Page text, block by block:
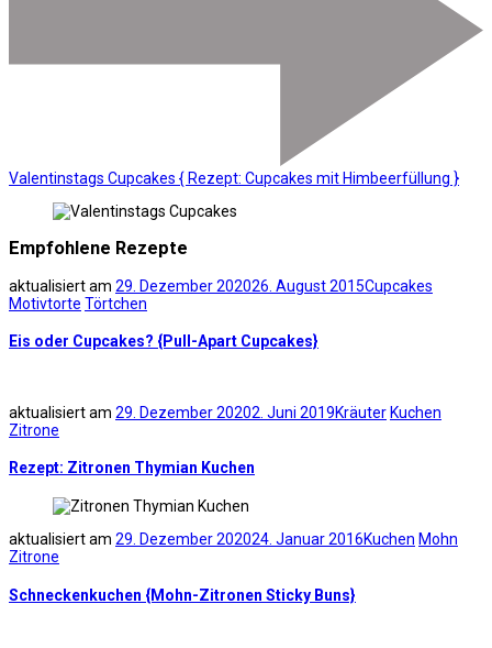
Valentinstags Cupcakes { Rezept: Cupcakes mit Himbeerfüllung }
Empfohlene Rezepte
aktualisiert am 29. Dezember 202026. August 2015Cupcakes
Motivtorte Törtchen
Eis oder Cupcakes? {Pull-Apart Cupcakes}
aktualisiert am 29. Dezember 20202. Juni 2019Kräuter Kuchen
Zitrone
Rezept: Zitronen Thymian Kuchen
aktualisiert am 29. Dezember 202024. Januar 2016Kuchen Mohn
Zitrone
Schneckenkuchen {Mohn-Zitronen Sticky Buns}